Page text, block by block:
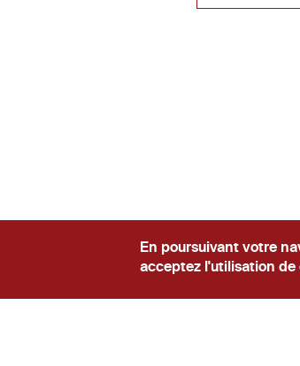
En poursuivant votre
acceptez l'utilisation de